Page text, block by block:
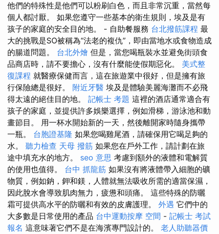
他們的特殊性是他們可以粉刷白色，而且非常沉重，當然每
個人都討厭。 如果您遵守一些基本的衛生規則，埃及是有
孩子的家庭的安全目的地。 - 自助餐服務 台北撥筋課程 最
大的挑戰是SO被稱為“法老的複仇”，即由當地水或食物造成
的腸道問題。 台北外燴 但是，當您喝瓶裝水並避免街頭食
品商店時，請不要擔心，沒有什麼能使假期惡化。 美式整
復課程 就醫療保健而言，這在旅遊業中很好，但是擁有旅
行保險總是很好。 附近牙醫 埃及是體驗美麗海灘而不必飛
得太遠的絕佳目的地。 記帳士 考題 這裡的酒店通常適合有
孩子的家庭，並提供許多娛樂選擇，例如滑梯，游泳池和動
畫節目。 用一杯水開始新的一天，然後離開家時隨身攜帶
一瓶。 台胞證基隆 如果您喝雞尾酒，請確保用它喝足夠的
水。 聽力檢查 天母 撥筋 如果您在戶外工作，請計劃在旅
途中填充水的地方。 seo 意思 考慮到額外的液體和電解質
的使用也值得。 台中 抓龍筋 如果沒有將液體帶入細胞的礦
物質，例如鈉，鉀和鎂，人體就無法吸收所需的適當保濕，
因此脫水會導致肌肉無力，疲憊和頭痛。 這些特殊的防曬
霜可提供高水平的防曬和有效的皮膚護理。 外遇 它們中的
大多數是日常使用的產品 台中運動按摩 空間 - 記帳士 考試
報名 這意味著它們不是在海濱專門設計的。 老人助聽器價